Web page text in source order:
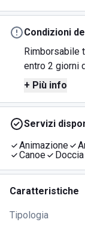
Condizioni
Rimborsabile
entro 2 giorni
+ Più info
Servizi
Animazione
Canoe
Caratteristiche
Tipologia